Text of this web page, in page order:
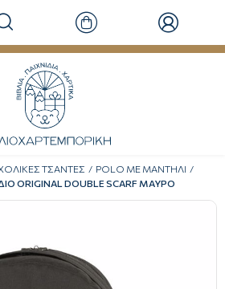
ΤΣΑΝΤΕΣ
POLO ΜΕ ΜΑΝΤΗΛΙ
ORIGINAL DOUBLE SCARF ΜΑΥΡΟ